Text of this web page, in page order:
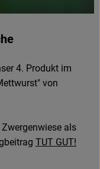
4. Produkt im
von
als
TUT GUT!